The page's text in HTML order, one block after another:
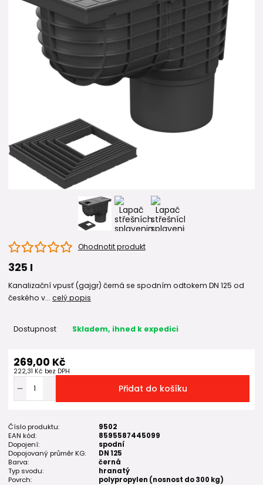
Ohodnotit produkt
325 I
Kanalizační vpusť (gajgr) černá se spodním odtokem DN 125 od
českého v... celý popis
Dostupnost Skladem, ihned k expedici
269,00 Kč
222,31 Kč bez DPH
Přidat do košíku
Číslo produktu:
9502
EAN kód:
8595587445099
Dopojení:
spodní
Dopojovaný průměr KG:
DN 125
Barva:
černá
Typ svodu:
hranatý
Povrch:
polypropylen (nosnost do 300 kg)